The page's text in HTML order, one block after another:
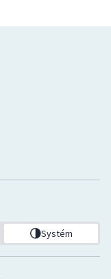
Systém